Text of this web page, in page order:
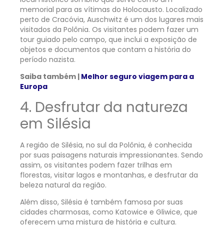
memorial para as vítimas do Holocausto. Localizado
perto de Cracóvia, Auschwitz é um dos lugares mais
visitados da Polônia. Os visitantes podem fazer um
tour guiado pelo campo, que inclui a exposição de
objetos e documentos que contam a história do
período nazista.
Saiba também | Melhor seguro viagem para a
Europa
4. Desfrutar da natureza
em Silésia
A região de Silésia, no sul da Polônia, é conhecida
por suas paisagens naturais impressionantes. Sendo
assim, os visitantes podem fazer trilhas em
florestas, visitar lagos e montanhas, e desfrutar da
beleza natural da região.
Além disso, Silésia é também famosa por suas
cidades charmosas, como Katowice e Gliwice, que
oferecem uma mistura de história e cultura.